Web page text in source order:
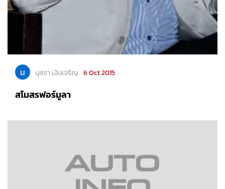
น นุสรา เงินเจริญ 6 Oct 2015
สโมสรฟอร์มูลา